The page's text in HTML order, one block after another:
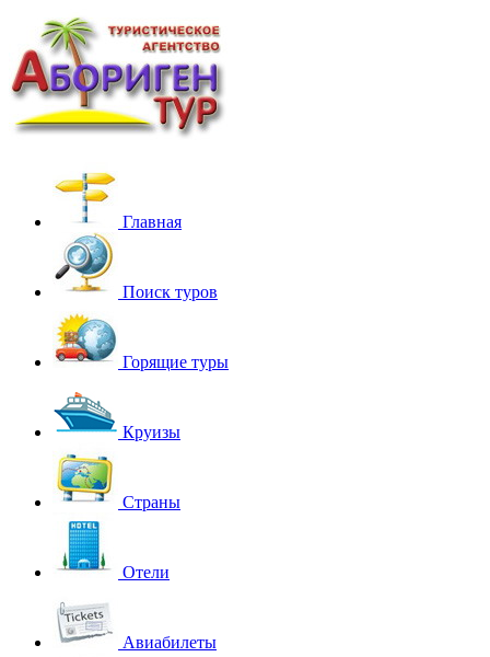
Главная
Поиск туров
Горящие туры
Круизы
Страны
Отели
Авиабилеты